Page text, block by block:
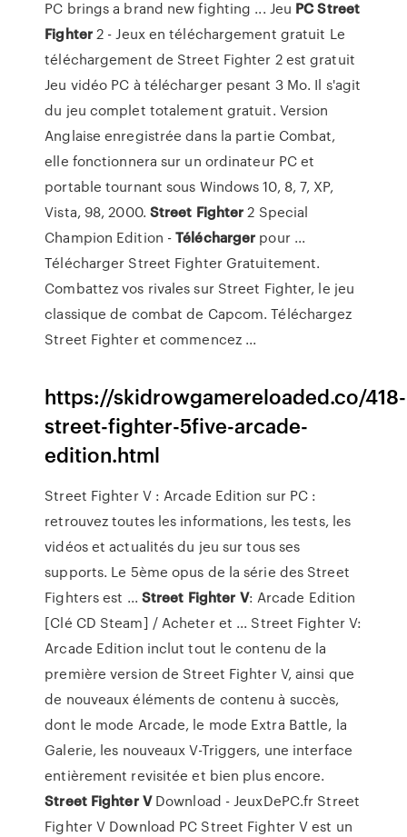
PC brings a brand new fighting ... Jeu PCStreet
Fighter2 - Jeux en téléchargement gratuit Le
téléchargement de Street Fighter 2 est gratuit
Jeu vidéo PC à télécharger pesant 3 Mo. Il s'agit
du jeu complet totalement gratuit. Version
Anglaise enregistrée dans la partie Combat,
elle fonctionnera sur un ordinateur PC et
portable tournant sous Windows 10, 8, 7, XP,
Vista, 98, 2000. Street Fighter2 Special
Champion Edition -Télécharger pour ...
Télécharger Street Fighter Gratuitement.
Combattez vos rivales sur Street Fighter, le jeu
classique de combat de Capcom. Téléchargez
Street Fighter et commencez ...
https://skidrowgamereloaded.co/418-
street-fighter-5five-arcade-
edition.html
Street Fighter V : Arcade Edition sur PC :
retrouvez toutes les informations, les tests, les
vidéos et actualités du jeu sur tous ses
supports. Le 5ème opus de la série des Street
Fighters est ... Street Fighter V: Arcade Edition
[Clé CD Steam] / Acheter et ... Street Fighter V:
Arcade Edition inclut tout le contenu de la
première version de Street Fighter V, ainsi que
de nouveaux éléments de contenu à succès,
dont le mode Arcade, le mode Extra Battle, la
Galerie, les nouveaux V-Triggers, une interface
entièrement revisitée et bien plus encore.
Street Fighter VDownload - JeuxDePC.fr Street
Fighter V Download PC Street Fighter V est un